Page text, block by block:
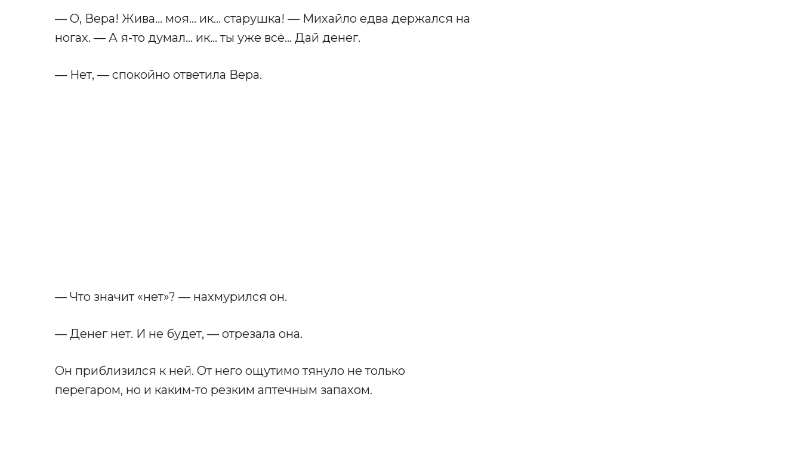
— О, Вера! Жива… моя… ик… старушка! — Михайло едва держался на
ногах. — А я-то думал… ик… ты уже всё… Дай денег.
— Нет, — спокойно ответила Вера.
— Что значит «нет»? — нахмурился он.
— Денег нет. И не будет, — отрезала она.
Он приблизился к ней. От него ощутимо тянуло не только
перегаром, но и каким-то резким аптечным запахом.